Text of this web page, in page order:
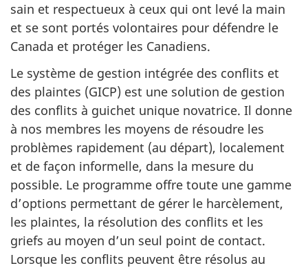
sain et respectueux à ceux qui ont levé la main
et se sont portés volontaires pour défendre le
Canada et protéger les Canadiens.
Le système de gestion intégrée des conflits et
des plaintes (GICP) est une solution de gestion
des conflits à guichet unique novatrice. Il donne
à nos membres les moyens de résoudre les
problèmes rapidement (au départ), localement
et de façon informelle, dans la mesure du
possible. Le programme offre toute une gamme
d’options permettant de gérer le harcèlement,
les plaintes, la résolution des conflits et les
griefs au moyen d’un seul point de contact.
Lorsque les conflits peuvent être résolus au